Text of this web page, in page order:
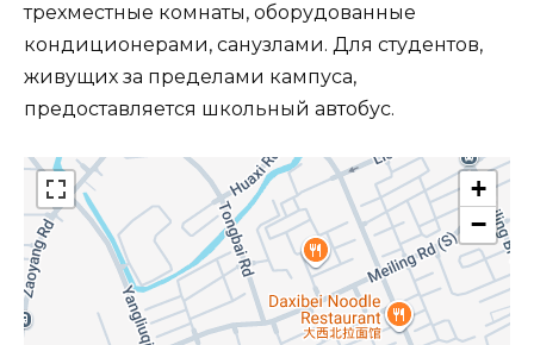
трехместные комнаты, оборудованные
кондиционерами, санузлами. Для студентов,
живущих за пределами кампуса,
предоставляется школьный автобус.
+
−